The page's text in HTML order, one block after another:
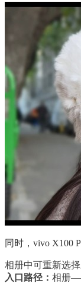
同时，vivo X100
相册中可重新选
入口路径： 相册